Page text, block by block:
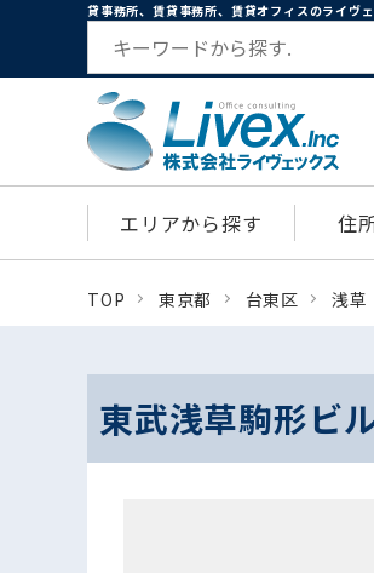
貸事務所、賃貸事務所、賃貸オフィスのライヴ
エリアから探す 住
TOP 東京都 台東区 浅草
東武浅草駒形ビ